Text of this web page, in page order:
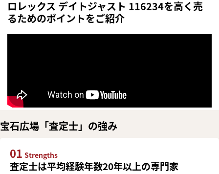
ロレックス デイトジャスト 116234を高く売
るためのポイントをご紹介
宝石広場「査定士」の強み
01 Strengths
査定士は平均経験年数20年以上の専門家